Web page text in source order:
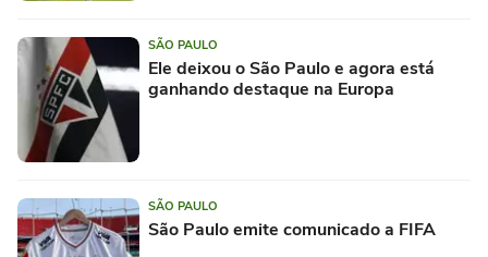
SÃO PAULO
Ele deixou o São Paulo e agora está
ganhando destaque na Europa
SÃO PAULO
São Paulo emite comunicado a FIFA